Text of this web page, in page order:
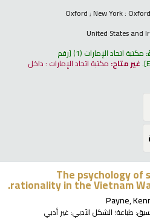
Oxford ; New York :
United States and
مكتبة اتحاد الإمارات (1) رقم
.غير متاح: مكتبة اتحاد الإمارات : داخل
The psychology
rationality in the Vietnam
Payne,
طباعة؛ الشكل الأدبي: غير أدبي